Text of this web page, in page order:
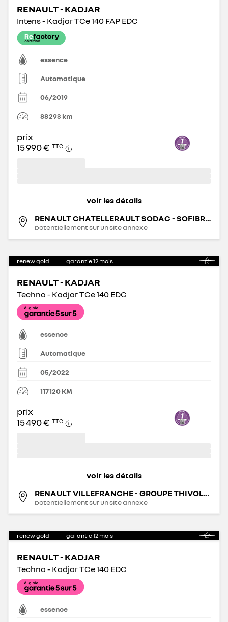
RENAULT - KADJAR
Intens - Kadjar TCe 140 FAP EDC
essence
Automatique
06/2019
88 293 km
prix
15 990 € TTC
voir les détails
RENAULT CHATELLERAULT SODAC - SOFIBRIE
potentiellement sur un site annexe
renew gold garantie12 mois
RENAULT - KADJAR
Techno - Kadjar TCe 140 EDC
essence
Automatique
05/2022
117 120KM
prix
15 490 € TTC
voir les détails
RENAULT VILLEFRANCHE - GROUPE THIVOLLE
potentiellement sur un site annexe
renew gold garantie12 mois
RENAULT - KADJAR
Techno - Kadjar TCe 140 EDC
essence